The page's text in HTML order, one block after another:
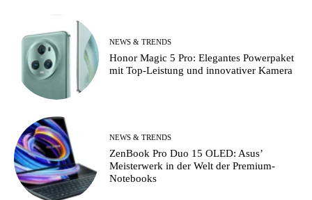
NEWS & TRENDS
Honor Magic 5 Pro: Elegantes Powerpaket
mit Top-Leistung und innovativer Kamera
NEWS & TRENDS
ZenBook Pro Duo 15 OLED: Asus’
Meisterwerk in der Welt der Premium-
Notebooks